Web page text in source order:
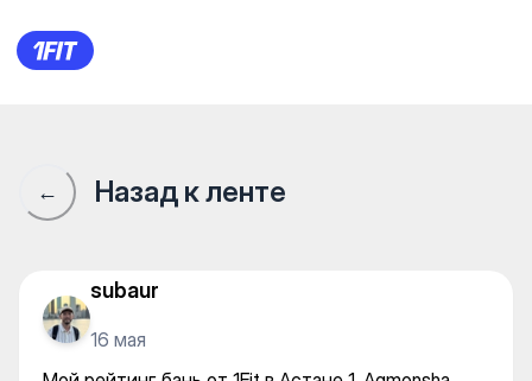
Мой рейтинг бань от 1Fit в
← Назад к ленте
subaur
16 мая